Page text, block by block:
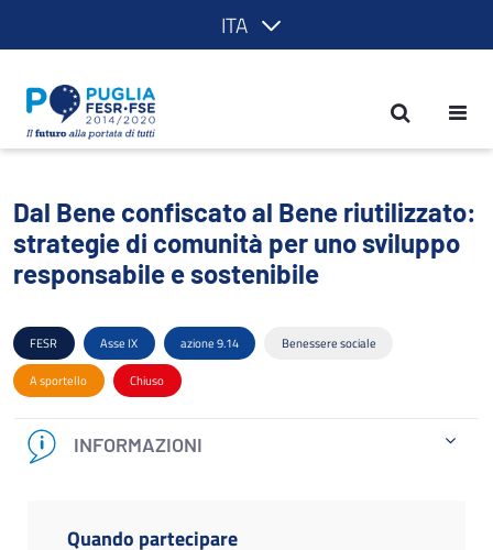
ITA
Dal Bene confiscato al Bene
Dal Bene confiscato al Bene riutilizzato:
strategie di comunità per uno sviluppo
responsabile e sostenibile
FESR Asse IX azione 9.14 Benessere sociale
A sportello Chiuso
INFORMAZIONI
Quando partecipare